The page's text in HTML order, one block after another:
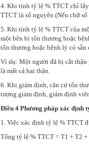
4. Khi tính tỷ lệ % TTCT chỉ lấy
TTCT là số nguyên (Nếu chữ
5. Khi tính tỷ lệ % TTCT của
một bên bị tổn thương hoặc
tổn thương hoặc bệnh lý có sẵn
Ví dụ: Một người đã bị cắt thận
là mất cả hai thận.
6. Khi giám định, căn cứ tổn
tượng giám định, giám định
Điều 4 Phương pháp xác định
1. Việc xác định tỷ lệ % TTCT
Tổng tỷ lệ % TTCT = T1 + T2